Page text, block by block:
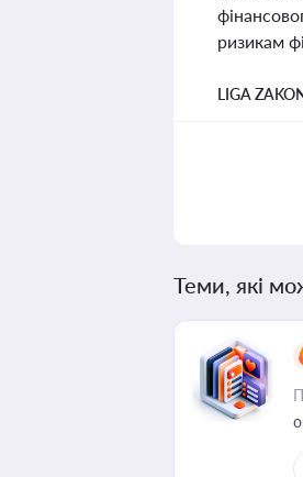
ризикам
LIGA
Теми, які